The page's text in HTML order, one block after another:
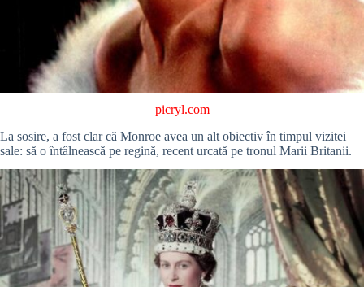
picryl.com
La sosire, a fost clar că Monroe avea un alt obiectiv în timpul vizitei
sale: să o întâlnească pe regină, recent urcată pe tronul Marii Britanii.